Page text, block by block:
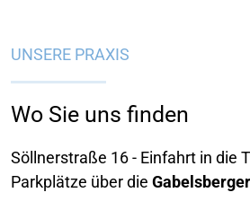
UNSERE PRAXIS
Wo Sie uns finden
Söllnerstraße 16 - Einfahrt in die
Parkplätze über die